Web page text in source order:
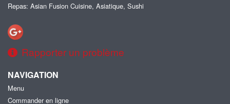
Repas: Asian Fusion Cuisine, Asiatique, Sushi
Rapporter un problème
NAVIGATION
Menu
Commander en ligne